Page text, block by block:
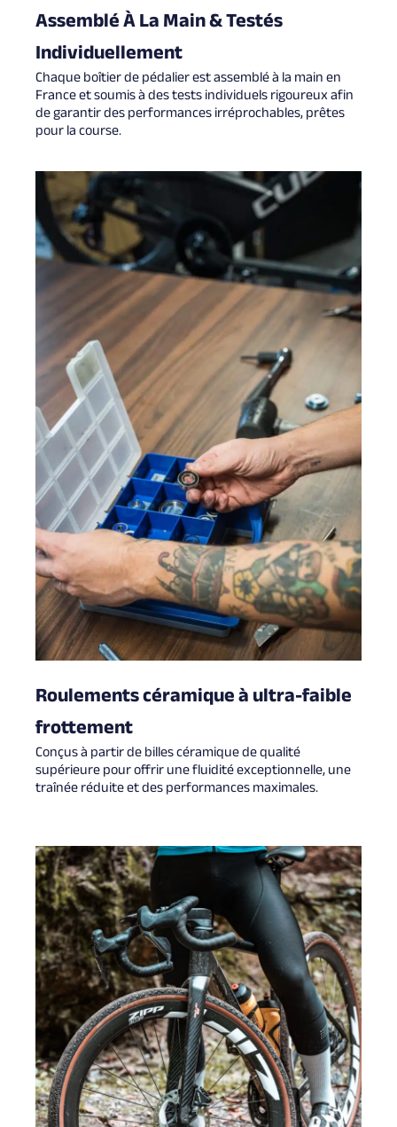
Assemblé À La Main & Testés
Individuellement
Chaque boîtier de pédalier est assemblé à la main en
France et soumis à des tests individuels rigoureux afin
de garantir des performances irréprochables, prêtes
pour la course.
Roulements céramique à ultra-faible
frottement
Conçus à partir de billes céramique de qualité
supérieure pour offrir une fluidité exceptionnelle, une
traînée réduite et des performances maximales.